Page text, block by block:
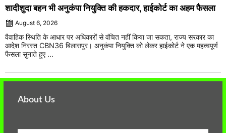
शादीशुदा बहन भी अनुकंपा नियुक्ति की हकदार, हाईकोर्ट का अहम फैसला
August 6, 2026
वैवाहिक स्थिति के आधार पर अधिकारों से वंचित नहीं किया जा सकता, राज्य सरकार का
आदेश निरस्त CBN36 बिलासपुर। अनुकंपा नियुक्ति को लेकर हाईकोर्ट ने एक महत्वपूर्ण
फैसला सुनाते हुए ...
About Us